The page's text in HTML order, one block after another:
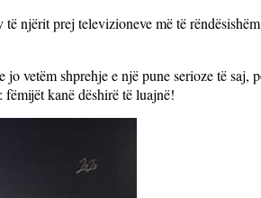
njërit prej televizioneve më të
shprehje e një pune serioze të saj,
kanë dëshirë të luajnë!